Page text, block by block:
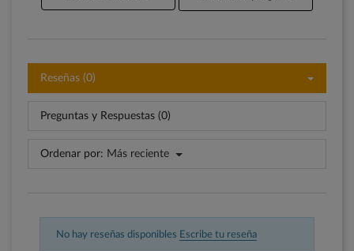
Reseñas (0)
Preguntas y Respuestas (0)
Ordenar por: Más reciente
No hay reseñas disponibles Escribe tu reseña